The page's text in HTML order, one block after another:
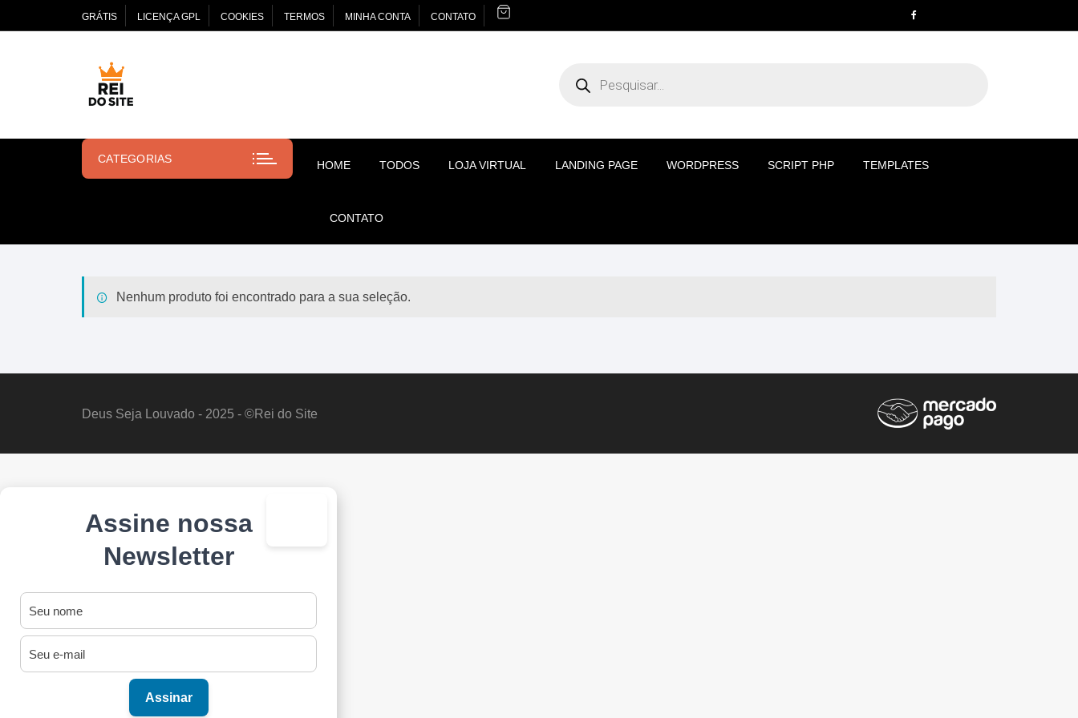
para
GRÁTIS LICENÇA GPL COOKIES TERMOS MINHA CONTA CONTATO
produtos
CATEGORIAS HOME TODOS LOJA VIRTUAL LANDING PAGE WORDPRESS SCRIPT PHP TEMPLATES
CONTATO
Nenhum produto foi encontrado para a sua seleção.
Deus Seja Louvado - 2025 - ©Rei do Site
Assine nossa
Newsletter
Assinar